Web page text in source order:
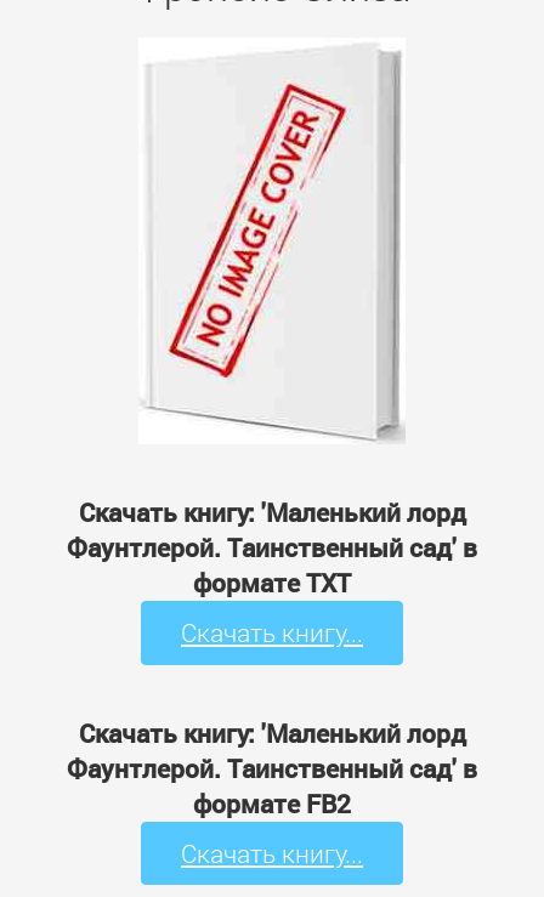
Скачать книгу: 'Маленький лорд
Фаунтлерой. Таинственный сад' в
формате TXT
Скачать книгу...
Скачать книгу: 'Маленький лорд
Фаунтлерой. Таинственный сад' в
формате FB2
Скачать книгу...